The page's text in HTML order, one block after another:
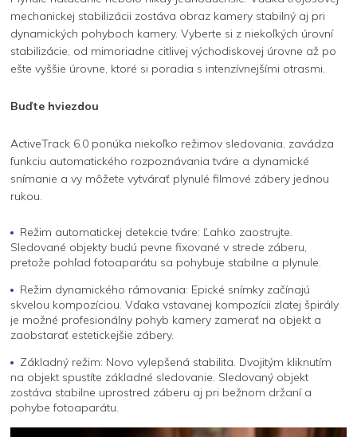
mechanickej stabilizácii zostáva obraz kamery stabilný aj pri
dynamických pohyboch kamery. Vyberte si z niekoľkých úrovní
stabilizácie, od mimoriadne citlivej východiskovej úrovne až po
ešte vyššie úrovne, ktoré si poradia s intenzívnejšími otrasmi.
Buďte hviezdou
ActiveTrack 6.0 ponúka niekoľko režimov sledovania, zavádza
funkciu automatického rozpoznávania tváre a dynamické
snímanie a vy môžete vytvárať plynulé filmové zábery jednou
rukou.
Režim automatickej detekcie tváre: Ľahko zaostrujte.
Sledované objekty budú pevne fixované v strede záberu,
pretože pohľad fotoaparátu sa pohybuje stabilne a plynule.
Režim dynamického rámovania: Epické snímky začínajú
skvelou kompozíciou. Vďaka vstavanej kompozícii zlatej špirály
je možné profesionálny pohyb kamery zamerať na objekt a
zaobstarať estetickejšie zábery.
Základný režim: Novo vylepšená stabilita. Dvojitým kliknutím
na objekt spustíte základné sledovanie. Sledovaný objekt
zostáva stabilne uprostred záberu aj pri bežnom držaní a
pohybe fotoaparátu.